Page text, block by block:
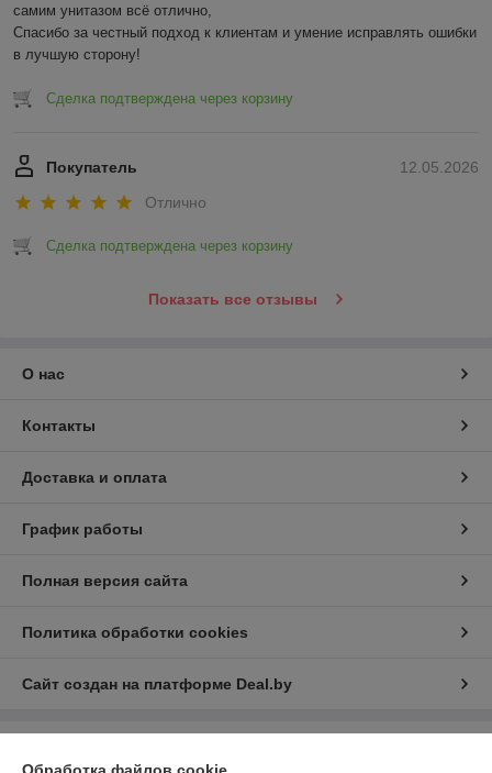
самим унитазом всё отлично,
Спасибо за честный подход к клиентам и умение исправлять ошибки
в лучшую сторону!
Сделка подтверждена через корзину
12.05.2026
Покупатель
Отлично
Сделка подтверждена через корзину
Показать все отзывы
О нас
Контакты
Доставка и оплата
График работы
Полная версия сайта
Политика обработки cookies
Сайт создан на платформе Deal.by